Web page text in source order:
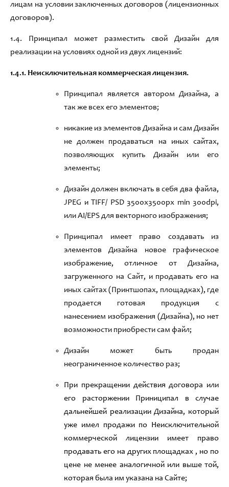
лицам на условии заключенных договоров (лицензионных
договоров).
1.4. Принципал может разместить свой Дизайн для
реализации на условиях одной из двух лицензий:
1.4.1. Неисключительная коммерческая лицензия.
Принципал является автором Дизайна, а
так же всехего элементов;
никакие из элементов Дизайна и сам Дизайн
не должен продаваться на иных сайтах,
позволяющих купить Дизайн или его
элементы;
Дизайн должен включать в себя два файла,
JPEG и TIFF/ PSD 3500х3500px min 300dpi,
или AI/EPSдля векторного изображения;
Принципал имеет право создавать из
элементов Дизайна новое графическое
изображение,отличное отДизайна,
загруженного на Сайт, и продавать его на
иных сайтах (Принтшопах, площадках), где
продается готовая продукция с
нанесением изображения (Дизайна), но нет
возможности приобрести сам файл;
Дизайн может быть продан
неограниченное количество раз;
При прекращении действия договора или
его расторжении Приниципал в случае
дальнейшей реализации Дизайна, который
уже имел продажи по Неисключительной
коммерческой лицензии
имеет право
продавать его на других площадках , но по
цене не менее аналогичной или выше той,
которая была им указана на Сайте;